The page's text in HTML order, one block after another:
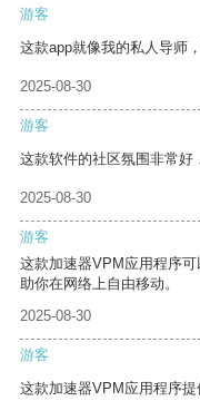
游客
这款app就像我的私人导师
2025-08-30
游客
这款软件的社区氛围非常好
2025-08-30
游客
这款加速器VPM应用程序
助你在网络上自由移动。
2025-08-30
游客
这款加速器VPM应用程序提